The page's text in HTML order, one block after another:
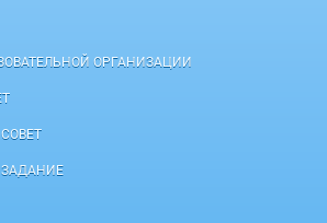
ОРГАНИЗАЦИИ
ЗАДАНИЕ